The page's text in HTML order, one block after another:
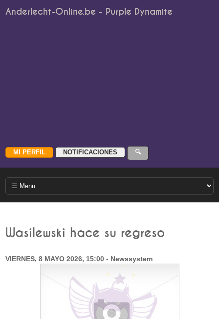
Anderlecht-Online.be - Purple Dynamite
Wasilewski hace su regreso
VIERNES, 8 MAYO 2026, 15:00 - Newssystem